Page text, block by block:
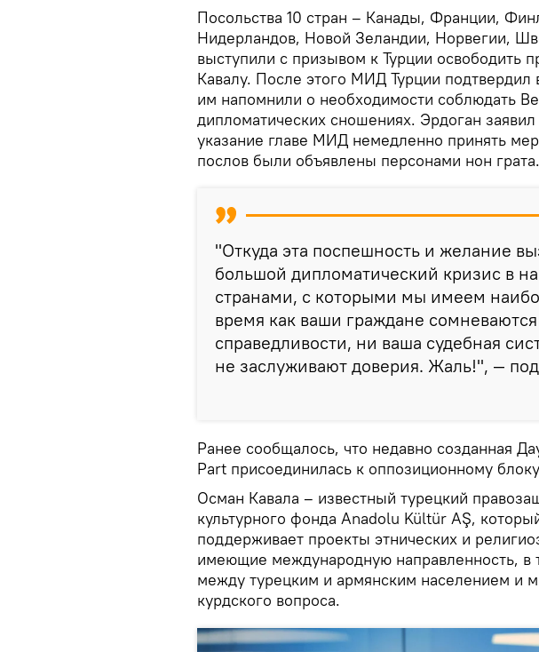
Посольства 10 стран – Канады, Франции,
Нидерландов, Новой Зеландии, Норвегии,
выступили с призывом к Турции освободить
Кавалу. После этого МИД Турции подтвердил
им напомнили о необходимости соблюдать
дипломатических сношениях. Эрдоган заявил
указание главе МИД немедленно принять
послов были объявлены персонами нон грата.
"Откуда эта поспешность и желание
большой дипломатический кризис в
странами, с которыми мы имеем
время как ваши граждане
справедливости, ни ваша судебная
не заслуживают доверия. Жаль!", —
Ранее сообщалось, что недавно созданная
Part присоединилась к оппозиционному
Осман Кавала – известный турецкий
культурного фонда Anadolu Kültür AŞ,
поддерживает проекты этнических и
имеющие международную направленность, в
между турецким и армянским населением и
курдского вопроса.